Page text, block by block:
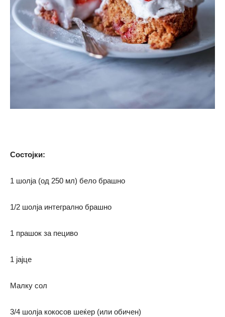
Состојки:
1 шолја (од 250 мл) бело брашно
1/2 шолја интегрално брашно
1 прашок за пециво
1 јајце
Малку сол
3/4 шолја кокосов шеќер (или обичен)